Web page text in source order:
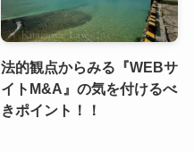
法的観点からみる『WEBサ
イトM&A』の気を付けるべ
きポイント！！